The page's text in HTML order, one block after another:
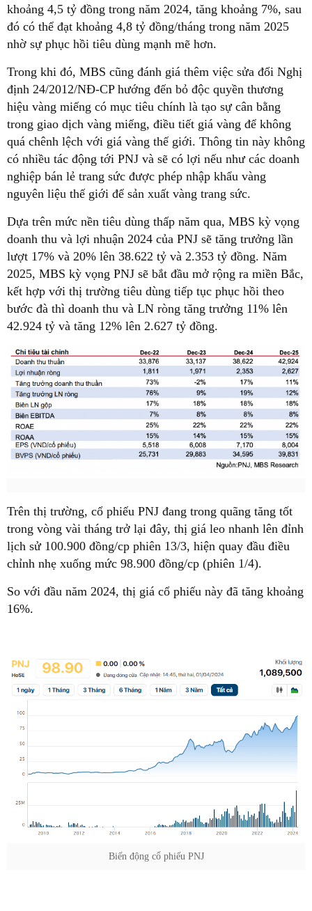
khoảng 4,5 tỷ đồng trong năm 2024, tăng khoảng 7%, sau
đó có thể đạt khoảng 4,8 tỷ đồng/tháng trong năm 2025
nhờ sự phục hồi tiêu dùng mạnh mẽ hơn.
Trong khi đó, MBS cũng đánh giá thêm việc sửa đổi Nghị
định 24/2012/NĐ-CP hướng đến bỏ độc quyền thương
hiệu vàng miếng có mục tiêu chính là tạo sự cân bằng
trong giao dịch vàng miếng, điều tiết giá vàng để không
quá chênh lệch với giá vàng thế giới. Thông tin này không
có nhiều tác động tới PNJ và sẽ có lợi nếu như các doanh
nghiệp bán lẻ trang sức được phép nhập khẩu vàng
nguyên liệu thế giới để sản xuất vàng trang sức.
Dựa trên mức nền tiêu dùng thấp năm qua, MBS kỳ vọng
doanh thu và lợi nhuận 2024 của PNJ sẽ tăng trưởng lần
lượt 17% và 20% lên 38.622 tỷ và 2.353 tỷ đồng. Năm
2025, MBS kỳ vọng PNJ sẽ bắt đầu mở rộng ra miền Bắc,
kết hợp với thị trường tiêu dùng tiếp tục phục hồi theo
bước đà thì doanh thu và LN ròng tăng trưởng 11% lên
42.924 tỷ và tăng 12% lên 2.627 tỷ đồng.
Trên thị trường, cổ phiếu PNJ đang trong quãng tăng tốt
trong vòng vài tháng trở lại đây, thị giá leo nhanh lên đỉnh
lịch sử 100.900 đồng/cp phiên 13/3, hiện quay đầu điều
chỉnh nhẹ xuống mức 98.900 đồng/cp (phiên 1/4).
So với đầu năm 2024, thị giá cổ phiếu này đã tăng khoảng
16%.
Biến động cổ phiếu PNJ